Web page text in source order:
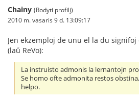
Chainy (Rodyti profilį)
2010 m. vasaris 9 d. 13:09:17
Jen ekzemploj de unu el la du
(laŭ ReVo):
La instruisto admonis la lernantojn
Se homo ofte admonita restos
helpo.